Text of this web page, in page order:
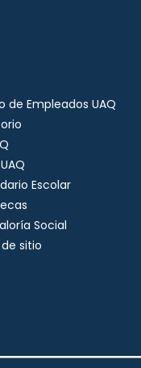
de Empleados UAQ
Escolar
Social
sitio